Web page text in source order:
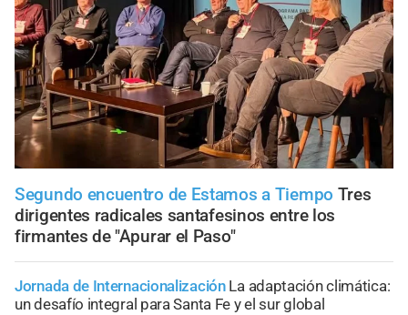
Segundo encuentro de Estamos a Tiempo Tres
dirigentes radicales santafesinos entre los
firmantes de "Apurar el Paso"
Jornada de Internacionalización La adaptación climática:
un desafío integral para Santa Fe y el sur global